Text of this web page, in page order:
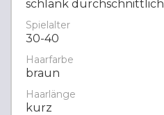
schlank durchschnittlich
Spielalter
30-40
Haarfarbe
braun
Haarlänge
kurz